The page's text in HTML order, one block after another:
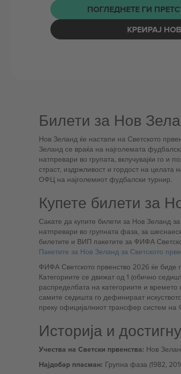
ПОГЛЕДНЕТЕ ГИ
КРЕИРАЈ
Билети за Нов
Нов Зеланд ќе настапи на Светското
Зеланд се враќа на најголемата
натпревари во групата, вклучувајќи го и
страст, издржливост и гордост на
ОФЦ на најголемиот фудбалски турнир.
Купете билети за
Сакате да купите билети за Нов Зеланд
натпревари во групната фаза, за
билетите и ВИП пакетите за ФИФА
Пакетите за Нов Зеланд за Светското
ФИФА Светското првенство 2026 ќе биде
Категориите се движат од 1 (обично
распределбата на категориите и
самите седишта го дефинираат
преку официјалниот трансфер систем
Историја и
Учества на Светски првенства: Нов
Најдобар пласман: Групна фаза (1982,